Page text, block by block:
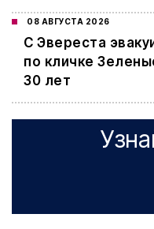
08 АВГУСТА 2026
С Эвереста
по кличке
30 лет